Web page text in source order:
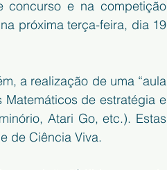
concurso e na competição
próxima terça-feira, dia 19
a realização de uma “aula
de estratégia e
Atari Go, etc.). Estas
de Ciência Viva.